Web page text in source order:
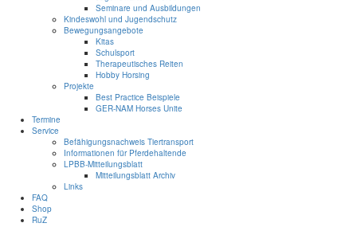
Seminare und Ausbildungen
Kindeswohl und Jugendschutz
Bewegungsangebote
Kitas
Schulsport
Therapeutisches Reiten
Hobby Horsing
Projekte
Best Practice Beispiele
GER-NAM Horses Unite
Termine
Service
Befähigungsnachweis Tiertransport
Informationen für Pferdehaltende
LPBB-Mitteilungsblatt
Mitteilungsblatt Archiv
Links
FAQ
Shop
RuZ